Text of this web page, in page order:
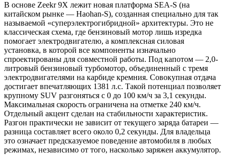
В основе Zeekr 9X лежит новая платформа SEA-S (на
китайском рынке — Haohan-S), созданная специально для так
называемой «суперэлектрогибридной» архитектуры. Это не
классическая схема, где бензиновый мотор лишь изредка
помогает электродвигателю, а комплексная силовая
установка, в которой все компоненты изначально
спроектированы для совместной работы. Под капотом — 2,0-
литровый бензиновый турбомотор, объединенный с тремя
электродвигателями на карбиде кремния. Совокупная отдача
достигает впечатляющих 1381 л.с. Такой потенциал позволяет
крупному SUV разгоняться с 0 до 100 км/ч за 3,1 секунды.
Максимальная скорость ограничена на отметке 240 км/ч.
Отдельный акцент сделан на стабильности характеристик.
Разгон практически не зависит от текущего заряда батареи —
разница составляет всего около 0,2 секунды. Для владельца
это означает предсказуемое поведение автомобиля в любых
режимах, независимо от того, насколько заряжен аккумулятор.